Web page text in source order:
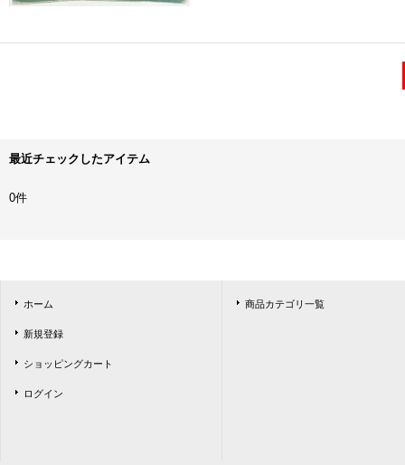
最近チェックしたアイテム
0件
ホーム
新規登録
ショッピングカート
ログイン
商品カテゴリ一覧